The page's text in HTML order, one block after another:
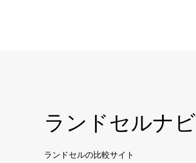
ランドセルナビ
ランドセルの比較サイト